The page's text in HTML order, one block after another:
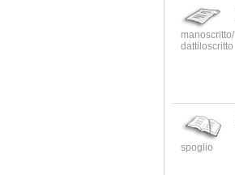
manoscritto/
dattiloscritto
spoglio